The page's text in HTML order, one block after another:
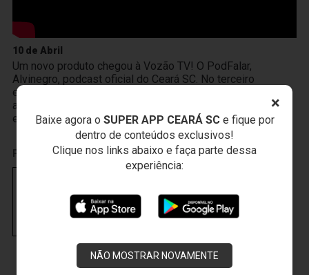
×
Baixe agora o SUPER APP CEARÁ SCe fique por
dentro de conteúdos exclusivos!
Clique nos links abaixo e faça parte dessa
experiência:
NÃO MOSTRAR NOVAMENTE
10 de Abril
Um novo produto chegou à Vozão TV! O PodFalar,
Alvinegro, podcast oficial do Ceará SC. No terceiro
episódio, os atletas João Gabriel e Melk comentam sobre
a transição da base ao profissional, a integração existente
entre Cidade Vozão e Porangabuçu e o m
PUBLICIDADE